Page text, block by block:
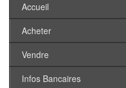
Accueil
Acheter
Vendre
Infos Bancaires